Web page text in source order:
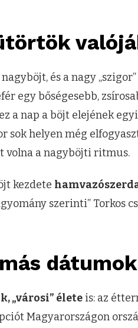
és a nagy
egy bőségesebb,
a nap a böjt elejének
sok helyen még
volna a nagyböjti ritmus.
kezdete
szerinti” Torkos
„városi” élete is: az
Magyarországon